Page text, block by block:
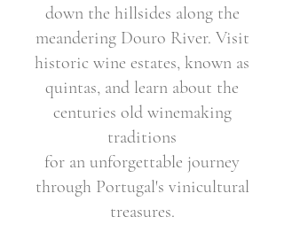
down the hillsides along the
meandering Douro River. Visit
historic wine estates, known as
quintas, and learn about the
centuries old winemaking
traditions
for an unforgettable journey
through Portugal's vinicultural
treasures.